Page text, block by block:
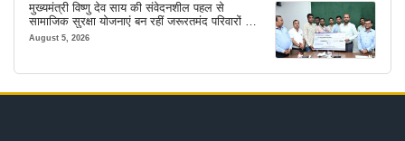
मुख्यमंत्री विष्णु देव साय की संवेदनशील पहल से
सामाजिक सुरक्षा योजनाएं बन रहीं जरूरतमंद परिवारों का
मजबूत सहारा
August 5, 2026